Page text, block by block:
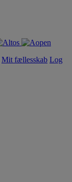
Mit fællesskab Log